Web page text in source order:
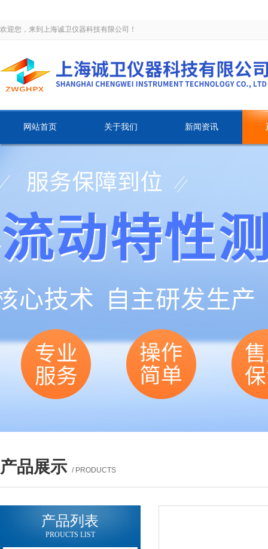
欢迎您，来到上海诚卫仪器科技有限公司！
网站首页 关于我们 新闻资讯
产品展示 / PRODUCTS
产品列表
PROUCTS LIST